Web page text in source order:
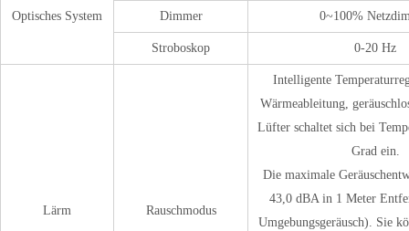
Optisches System Dimmer 0~100%
Stroboskop 0-20 Hz
Lärm Rauschmodus
Intelligente
Wärmeableitung,
Lüfter schaltet sich bei
Grad ein.
Die maximale
43,0 dBA in 1 Meter
Umgebungsgeräusch). Sie